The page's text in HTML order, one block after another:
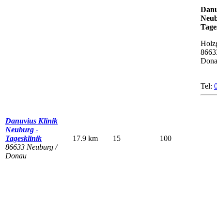
Danuvius Klinik
Neuburg -
Tagesklinik
86633 Neuburg /
Donau
17.9 km 15 100
Tel: